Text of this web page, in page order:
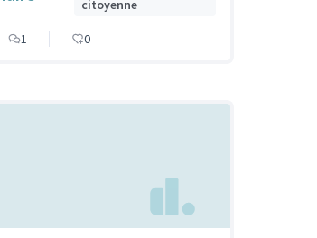
citoyenne
1 0